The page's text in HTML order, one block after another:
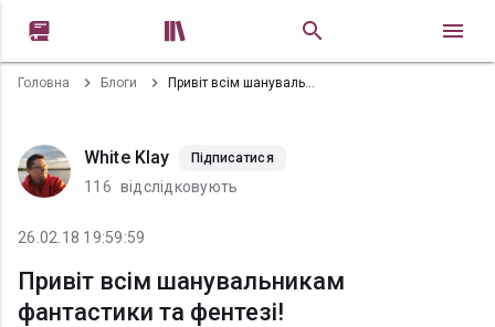
 
Головна Блоги Привіт всім шанувальникам фантастики та фентезі!
White Klay Підписатися
116 відслідковують
26.02.18 19:59:59
Привіт всім шанувальникам
фантастики та фентезі!